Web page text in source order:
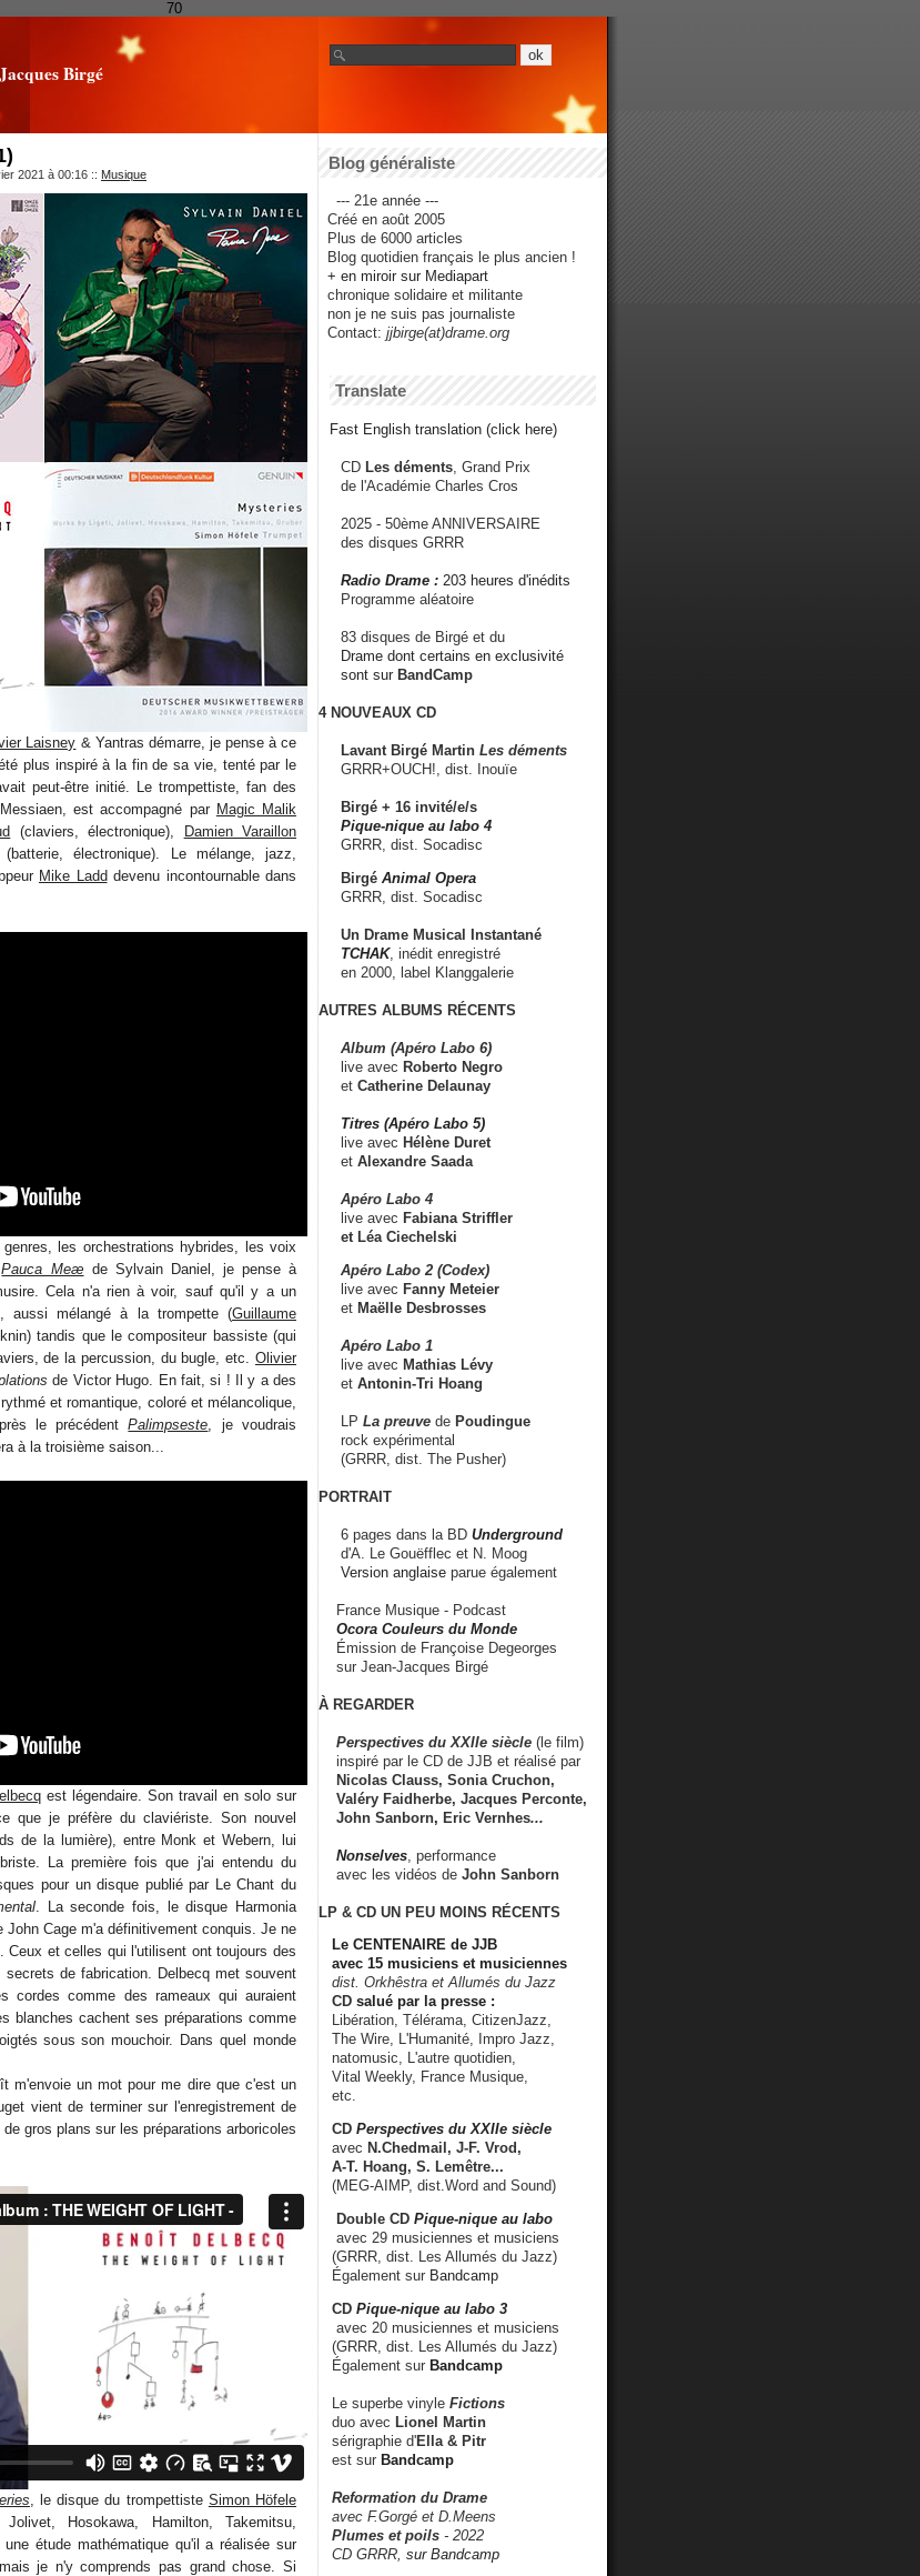
70
Birgé
2021 à 00:16 :: Musique
Laisney & Yantras démarre, je pense à ce
plus inspiré à la fin de sa vie, tenté par le
peut-être initié. Le trompettiste, fan des
est accompagné par Magic Malik
(claviers, électronique),
Damien Varaillon
électronique). Le mélange, jazz,
Mike Ladd devenu incontournable dans
les orchestrations hybrides, les voix
Pauca Meæ de Sylvain Daniel, je pense à
Cela n'a rien à voir, sauf qu'il y a un
aussi mélangé à la trompette (Guillaume
tandis que le compositeur bassiste (qui
de la percussion, du bugle, etc. Olivier
de Victor Hugo. En fait, si ! Il y a des
et romantique, coloré et mélancolique,
le précédentPalimpseste , je voudrais
à la troisième saison...
est légendaire. Son travail en solo sur
que je préfère du claviériste. Son nouvel
de la lumière), entre Monk et Webern, lui
La première fois que j'ai entendu du
pour un disque publié par Le Chant du
. La seconde fois, le disque Harmonia
John Cage m'a définitivement conquis. Je ne
et celles qui l'utilisent ont toujours des
de fabrication. Delbecq met souvent
cordes comme des rameaux qui auraient
blanches cachent ses préparations comme
sous son mouchoir. Dans quel monde
m'envoie un mot pour me dire que c'est un
vient de terminer sur l'enregistrement de
gros plans sur les préparations arboricoles
, le disque du trompettiste Simon Höfele
Hosokawa, Hamilton, Takemitsu,
étude mathématique qu'il a réalisée sur
je n'y comprends pas grand chose. Si
Blog généraliste
--- 21e année ---
Créé en août 2005
Plus de 6000 articles
Blog quotidien français le plus ancien !
+ en miroir sur Mediapart
chronique solidaire et militante
non je ne suis pas journaliste
Contact: jjbirge(at)drame.org
Translate
Fast English translation (click here)
CD Les déments , Grand Prix
de l'Académie Charles Cros
2025 - 50ème ANNIVERSAIRE
des disques GRRR
Radio Drame : 203 heures d'inédits
Programme aléatoire
83 disques de Birgé et du
Drame dont certains en exclusivité
sont sur BandCamp
4 NOUVEAUX CD
Lavant Birgé Martin Les déments
GRRR+OUCH!, dist. Inouïe
Birgé + 16 invité/e/s
Pique-nique au labo 4
GRRR, dist. Socadisc
Birgé Animal Opera
GRRR, dist. Socadisc
Un Drame Musical Instantané
TCHAK, inédit enregistré
en 2000, label Klanggalerie
AUTRES ALBUMS RÉCENTS
Album (Apéro Labo 6)
live avec Roberto Negro
et Catherine Delaunay
Titres (Apéro Labo 5)
live avec Hélène Duret
et Alexandre Saada
Apéro Labo 4
live avec Fabiana Striffler
et Léa Ciechelski
Apéro Labo 2 (Codex)
live avec Fanny Meteier
et Maëlle Desbrosses
Apéro Labo 1
live avec Mathias Lévy
et Antonin-Tri Hoang
LP La preuve de Poudingue
rock expérimental
(GRRR, dist. The Pusher)
PORTRAIT
6 pages dans la BD Underground
d'A. Le Gouëfflec et N. Moog
Version anglaise parue également
France Musique - Podcast
Ocora Couleurs du Monde
Émission de Françoise Degeorges
sur Jean-Jacques Birgé
À REGARDER
Perspectives du XXIIe siècle (le film)
inspiré par le CD de JJB et réalisé par
Nicolas Clauss, Sonia Cruchon,
Valéry Faidherbe, Jacques Perconte,
John Sanborn, Eric Vernhes...
Nonselves , performance
avec les vidéos de John Sanborn
LP & CD UN PEU MOINS RÉCENTS
Le CENTENAIRE de JJB
avec 15 musiciens et musiciennes
dist. Orkhêstra et Allumés du Jazz
CD salué par la presse :
Libération, Télérama, CitizenJazz,
The Wire, L'Humanité, Impro Jazz,
natomusic, L'autre quotidien,
Vital Weekly, France Musique,
etc.
CD Perspectives du XXIIe siècle
avec N.Chedmail, J-F. Vrod,
A-T. Hoang, S. Lemêtre...
(MEG-AIMP, dist.Word and Sound)
Double CD Pique-nique au labo
avec 29 musiciennes et musiciens
(GRRR, dist. Les Allumés du Jazz)
Également sur Bandcamp
CD Pique-nique au labo 3
avec 20 musiciennes et musiciens
(GRRR, dist. Les Allumés du Jazz)
Également sur Bandcamp
Le superbe vinyle Fictions
duo avec Lionel Martin
sérigraphie d'Ella & Pitr
est sur Bandcamp
Reformation du Drame
avec F.Gorgé et D.Meens
Plumes et poils - 2022
CD GRRR, sur Bandcamp